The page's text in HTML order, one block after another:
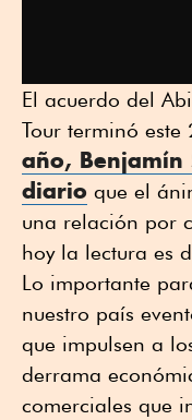
El acuerdo del
Tour terminó este
año, Benjamín
diario que el
una relación por
hoy la lectura es
Lo importante
nuestro país
que impulsen a
derrama
comerciales que